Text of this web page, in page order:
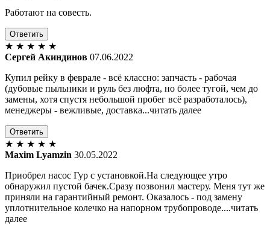
Работают на совесть.
Ответить
★ ★ ★ ★ ★
Сергей Акиндинов 07.06.2022
Купил рейку в феврале - всё классно: запчасть - рабочая
(дубовые пыльники и руль без люфта, но более тугой, чем до
замены, хотя спустя небольшой пробег всё разработалось),
менеджеры - вежливые, доставка...читать далее
Ответить
★ ★ ★ ★ ★
Maxim Lyamzin 30.05.2022
Приобрел насос Гур с установкой.На следующее утро
обнаружил пустой бачек.Сразу позвонил мастеру. Меня тут же
приняли на гарантийный ремонт. Оказалось - под замену
уплотнительное колечко на напорном трубопроводе....читать
далее